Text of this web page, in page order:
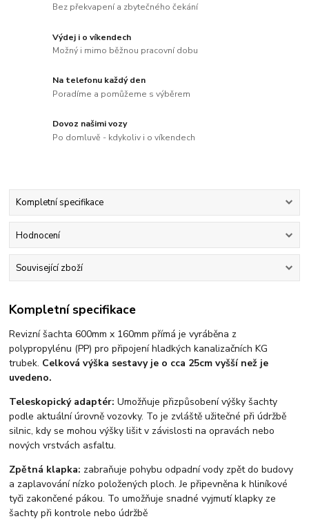
Bez překvapení a zbytečného čekání
Výdej i o víkendech
Možný i mimo běžnou pracovní dobu
Na telefonu každý den
Poradíme a pomůžeme s výběrem
Dovoz našimi vozy
Po domluvě - kdykoliv i o víkendech
Kompletní specifikace
Hodnocení
Související zboží
Kompletní specifikace
Revizní šachta 600mm x 160mm přímá je vyráběna z
polypropylénu (PP) pro připojení hladkých kanalizačních KG
trubek. Celková výška sestavy je o cca 25cm vyšší než je
uvedeno.
Teleskopický adaptér:Umožňuje přizpůsobení výšky šachty
podle aktuální úrovně vozovky. To je zvláště užitečné při údržbě
silnic, kdy se mohou výšky lišit v závislosti na opravách nebo
nových vrstvách asfaltu.
Zpětná klapka: zabraňuje pohybu odpadní vody zpět do budovy
a zaplavování nízko položených ploch. Je připevněna k hliníkové
tyči zakončené pákou. To umožňuje snadné vyjmutí klapky ze
šachty při kontrole nebo údržbě